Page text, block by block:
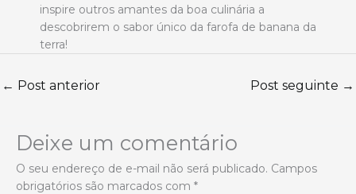
inspire outros amantes da boa culinária a
descobrirem o sabor único da farofa de banana da
terra!
← Post anterior Post seguinte →
Deixe um comentário
O seu endereço de e-mail não será publicado. Campos
obrigatórios são marcados com *